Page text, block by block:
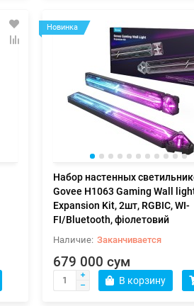
Новинка
Набор настенных
Govee H1063 Gaming Wall
Expansion Kit, 2шт, RGBIC, WI-
FI/Bluetooth, фіолетовий
Заканчивается
679 000 сум
В корзину